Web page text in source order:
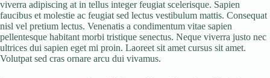
viverra adipiscing at in tellus integer feugiat scelerisque. Sapien
faucibus et molestie ac feugiat sed lectus vestibulum mattis. Consequat
nisl vel pretium lectus. Venenatis a condimentum vitae sapien
pellentesque habitant morbi tristique senectus. Neque viverra justo nec
ultrices dui sapien eget mi proin. Laoreet sit amet cursus sit amet.
Volutpat sed cras ornare arcu dui vivamus.